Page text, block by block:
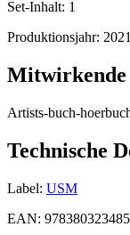
Set-Inhalt: 1
Produktionsjahr: 2021
Mitwirkende
Artists-buch-
Technische
Label: USM
EAN: